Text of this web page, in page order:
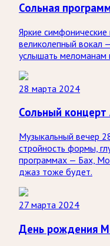
Сольная
Яркие
великолепный вокал
услышать меломанам
28 марта 2024
Сольный концерт
Музыкальный вечер
стройность формы,
программах — Бах,
джаз тоже будет.
27 марта 2024
День рождения